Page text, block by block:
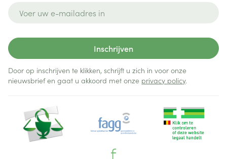
Inschrijven
Door op inschrijven te klikken, schrijft u zich in voor onze
nieuwsbrief en gaat u akkoord met onze privacy policy.